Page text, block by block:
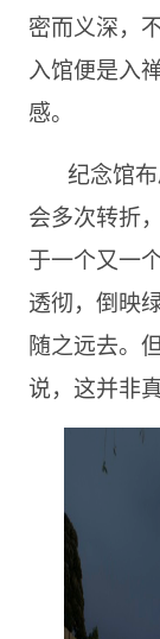
密而义深，
入馆便是入
感。
纪念馆
会多次转折
于一个又一
透彻，倒映
随之远去。
说，这并非